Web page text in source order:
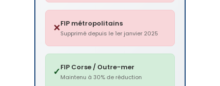
✕FIP métropolitains
Supprimé depuis le 1er janvier 2025
✓FIP Corse / Outre-mer
Maintenu à 30% de réduction